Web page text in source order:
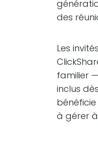
des
Les
familier
inclus
à gérer